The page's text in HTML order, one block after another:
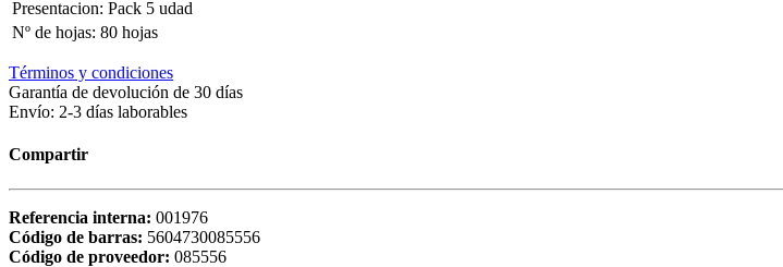
Presentacion: Pack 5 udad
Nº de hojas: 80 hojas
Términos y condiciones
Garantía de devolución de 30 días
Envío: 2-3 días laborables
Compartir
Referencia interna: 001976
Código de barras: 5604730085556
Código de proveedor: 085556